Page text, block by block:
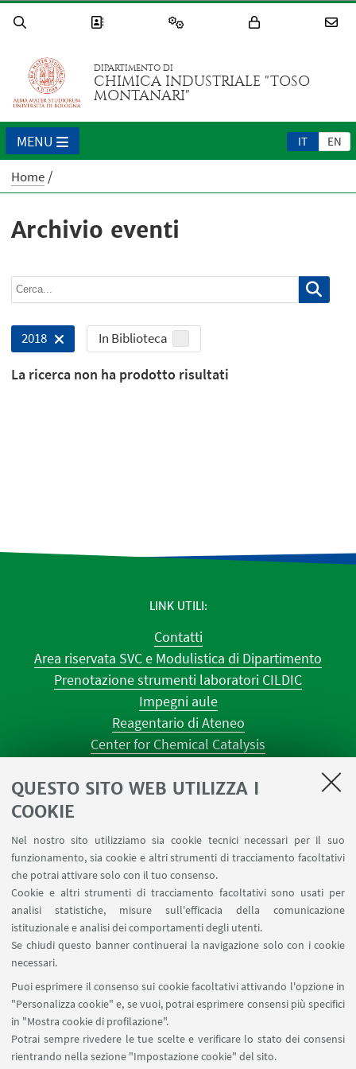
QUESTO SITO WEB UTILIZZA I
COOKIE
Nel nostro sito utilizziamo sia cookie tecnici necessari per il suo
funzionamento, sia cookie e altri strumenti di tracciamento facoltativi
che potrai attivare solo con il tuo consenso.
Cookie e altri strumenti di tracciamento facoltativi sono usati per
analisi statistiche, misure sull'efficacia della comunicazione
istituzionale e analisi dei comportamenti degli utenti.
Se chiudi questo banner continuerai la navigazione solo con i cookie
necessari.
Puoi esprimere il consenso sui cookie facoltativi attivando l'opzione in
"Personalizza cookie" e, se vuoi, potrai esprimere consensi più specifici
in "Mostra cookie di profilazione".
Potrai sempre rivedere le tue scelte e verificare lo stato dei consensi
rientrando nella sezione "Impostazione cookie" del sito.
DIPARTIMENTO DI
CHIMICA INDUSTRIALE "TOSO
MONTANARI"
IT EN
MENU
Home
Archivio eventi
2018 In Biblioteca
La ricerca non ha prodotto risultati
LINK UTILI
Contatti
Area riservata SVC e Modulistica di Dipartimento
Prenotazione strumenti laboratori CILDIC
Impegni aule
Reagentario di Ateneo
Center for Chemical Catalysis
AULE U.E. 4 NAVILE
Prenotazione NMR Navile
Prenotazione strumenti del Dipartimento CHIMIND
SEGUI IL DIPARTIMENTO SU:
SEGUI UNIBO SU:
APP: